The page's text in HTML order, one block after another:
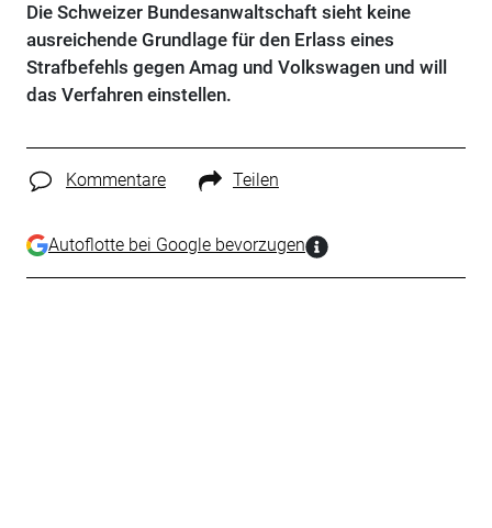
Die Schweizer Bundesanwaltschaft sieht keine
ausreichende Grundlage für den Erlass eines
Strafbefehls gegen Amag und Volkswagen und will
das Verfahren einstellen.
Kommentare Teilen
Autoflotte bei Google bevorzugen